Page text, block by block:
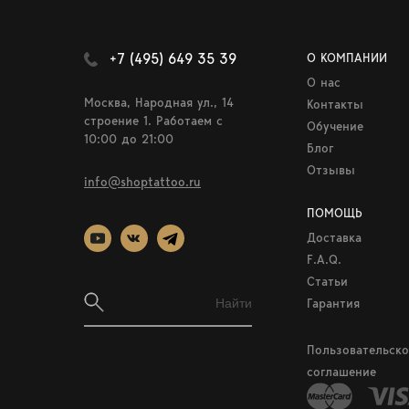
+7 (495) 649 35 39
Москва, Народная ул., 14
строение 1. Работаем c
10:00 до 21:00
info@shoptattoo.ru
О КОМПАНИИ
О нас
Контакты
Обучение
Блог
Отзывы
ПОМОЩЬ
Доставка
F.A.Q.
Статьи
Гарантия
соглашение